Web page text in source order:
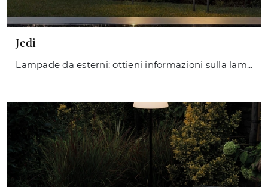
Jedi
Lampade da esterni: ottieni informazioni sulla lampada Jedi in metallo che ti consigliamo.